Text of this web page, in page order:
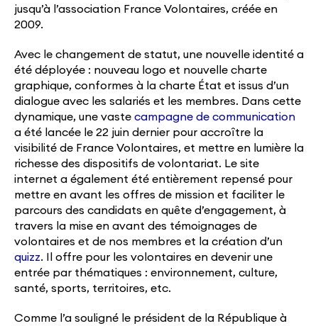
jusqu’à l’association France Volontaires, créée en
2009.
Avec le changement de statut, une nouvelle identité a
été déployée : nouveau logo et nouvelle charte
graphique, conformes à la charte État et issus d’un
dialogue avec les salariés et les membres. Dans cette
dynamique, une vaste campagne de communication
a été lancée le 22 juin dernier pour accroître la
visibilité de France Volontaires, et mettre en lumière la
richesse des dispositifs de volontariat. Le site
internet a également été entièrement repensé pour
mettre en avant les offres de mission et faciliter le
parcours des candidats en quête d’engagement, à
travers la mise en avant des témoignages de
volontaires et de nos membres et la création d’un
quizz. Il offre pour les volontaires en devenir une
entrée par thématiques : environnement, culture,
santé, sports, territoires, etc.
Comme l’a souligné le président de la République à